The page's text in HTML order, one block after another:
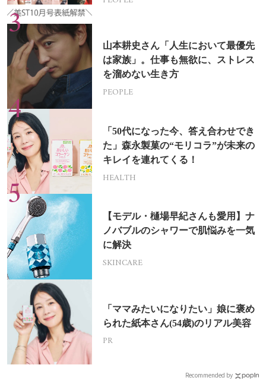
山本耕史さん「人生において最優先
は家族」。仕事も無欲に、ストレス
を溜めない生き方
PEOPLE
「50代になった今、答え合わせでき
た」森永製菓の“モリコラ”が未来の
キレイを連れてくる！
HEALTH
【モデル・樋場早紀さんも愛用】ナ
ノバブルのシャワーで肌悩みを一気
に解決
SKINCARE
「ママみたいになりたい」娘に褒め
られた紙本さん(54歳)のリアル美容
PR
Recommended by